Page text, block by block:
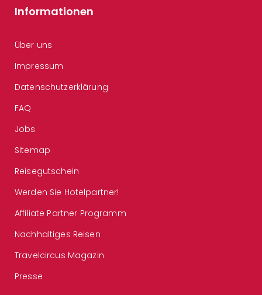
Informationen
Über uns
Impressum
Datenschutzerklärung
FAQ
Jobs
Sitemap
Reisegutschein
Werden Sie Hotelpartner!
Affiliate Partner Programm
Nachhaltiges Reisen
Travelcircus Magazin
Presse